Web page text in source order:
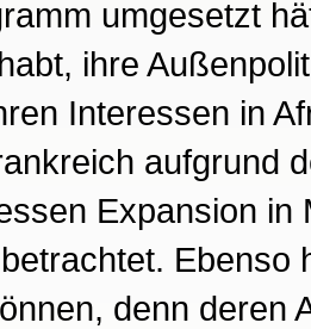
umgesetzt
ihre
Interessen in
aufgrund
Expansion
Ebenso
denn deren